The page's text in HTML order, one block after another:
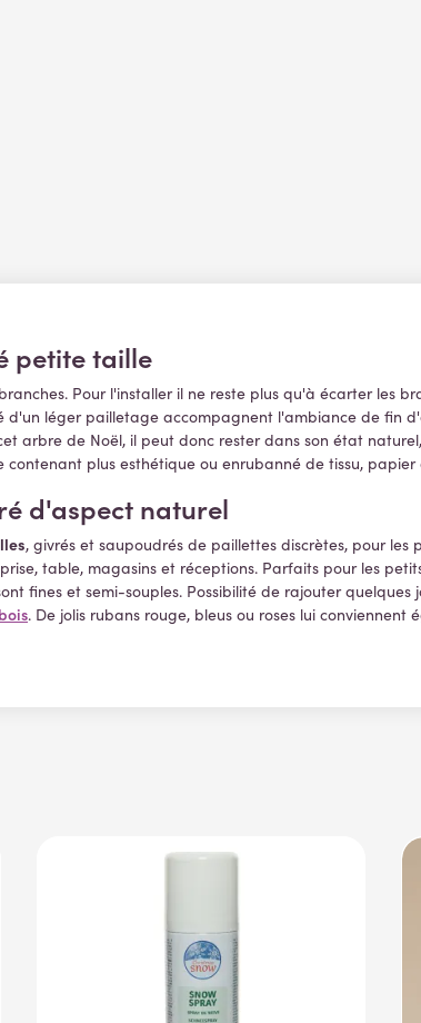
petite taille
Pour l'installer il ne reste plus qu'à écarter les
d'un léger pailletage accompagnent l'ambiance de fin
arbre de Noël, il peut donc rester dans son état
plus esthétique ou enrubanné de tissu, papier
d'aspect naturel
, givrés et saupoudrés de paillettes discrètes, pour
table, magasins et réceptions. Parfaits pour les
fines et semi-souples. Possibilité de rajouter
. De jolis rubans rouge, bleus ou roses lui